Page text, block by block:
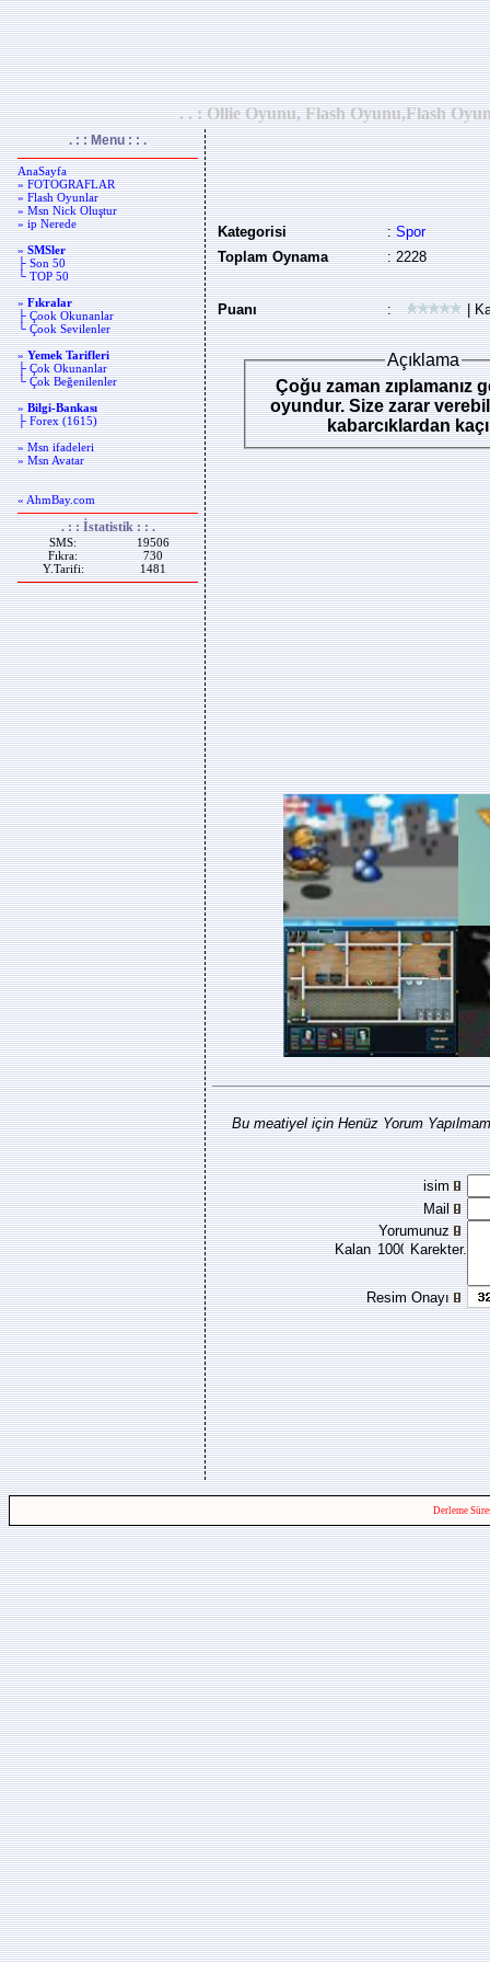
. . : Ollie Oyunu, Flash Oyunu,Flash
. : : Menu : : .
AnaSayfa
» FOTOGRAFLAR
» Flash Oyunlar
» Msn Nick Oluştur
» ip Nerede
»SMSler
├ Son 50
└ TOP 50
»Fıkralar
├ Çook Okunanlar
└ Çook Sevilenler
»Yemek Tarifleri
├ Çok Okunanlar
└ Çok Beğenilenler
»Bilgi-Bankası
├ Forex (1615)
» Msn ifadeleri
» Msn Avatar
« AhmBay.com
. : : İstatistik : : .
SMS:
19506
Fıkra:
730
Y.Tarifi:
1481
Kategorisi :Spor
Toplam Oynama
: 2228
Puanı : |
Açıklama
Çoğu zaman zıplamanız
oyundur. Size zarar
kabarcıklardan
Bu meatiyel için Henüz Yorum
isim
Mail
Yorumunuz
Kalan
Karekter.
Resim Onayı
Derleme